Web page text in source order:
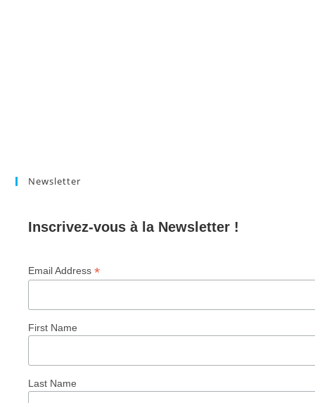
Newsletter
Inscrivez-vous à la Newsletter !
Email Address*
First Name
Last Name